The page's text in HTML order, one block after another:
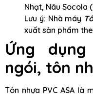
Nhạt, Nâu Socola
Lưu ý: Nhà máy
xuất sản phẩm
Ứng
ngói, tôn
Tôn nhựa PVC ASA là